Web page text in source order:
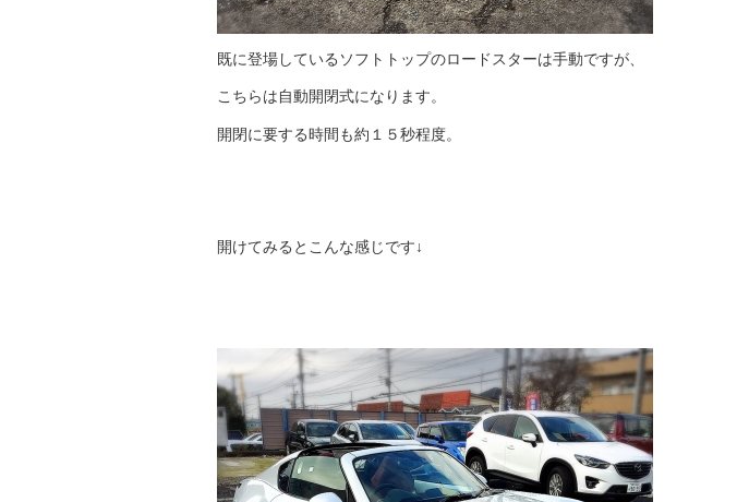
既に登場しているソフトトップのロードスターは手動ですが、
こちらは自動開閉式になります。
開閉に要する時間も約１５秒程度。
開けてみるとこんな感じです↓